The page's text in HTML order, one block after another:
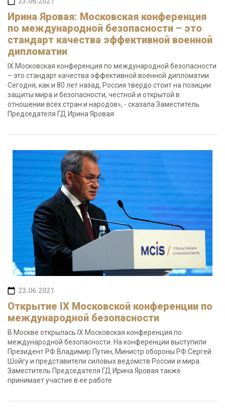
Ирина Яровая: Московская конференция
по международной безопасности – это
стандарт качества эффективной военной
дипломатии
IX Московская конференция по международной безопасности
– это стандарт качества эффективной военной дипломатии.
Сегодня, как и 80 лет назад, Россия твердо стоит на позиции
защиты мира и безопасности, честной и открытой в
отношении всех стран и народов», - сказала Заместитель
Председателя ГД Ирина Яровая
23.06.2021
Открытие IX Московской конференции по
международной безопасности
В Москве открылась IX Московская конференция по
международной безопасности. На конференции выступили
Президент РФ Владимир Путин, Министр обороны РФ Сергей
Шойгу и представители силовых ведомств России и мира.
Заместитель Председателя ГД Ирина Яровая также
принимает участие в ее работе